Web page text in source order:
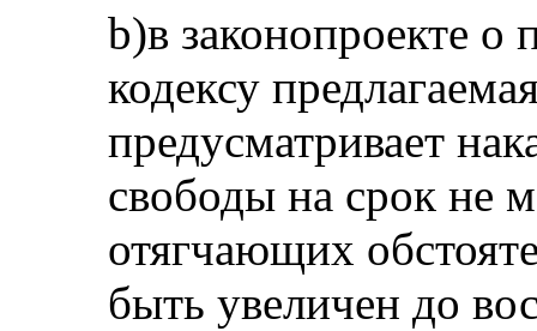
b)в законопроекте о
кодексу
предусматривает
свободы на срок не
отягчающих
быть увеличен до